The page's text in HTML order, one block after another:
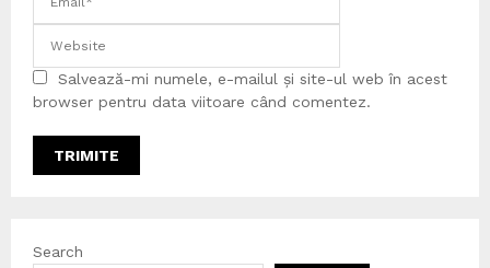
Salvează-mi numele, e-mailul și site-ul web în acest
browser pentru data viitoare când comentez.
Search